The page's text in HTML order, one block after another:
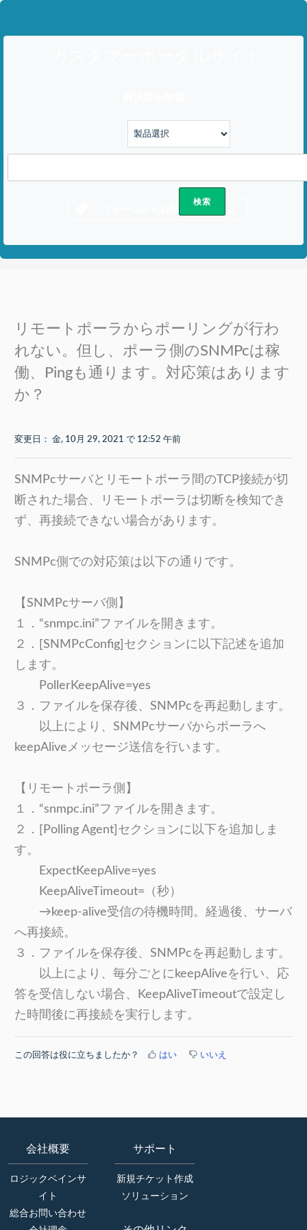
リモートポーラからポーリングが行わ
れない。但し、ポーラ側のSNMPcは稼
働、Pingも通ります。対応策はあります
か？
変更日： 金, 10月 29, 2021 で 12:52 午前
SNMPcサーバとリモートポーラ間のTCP接続が切
断された場合、リモートポーラは切断を検知でき
ず、再接続できない場合があります。
SNMPc側での対応策は以下の通りです。
【SNMPcサーバ側】
１．“snmpc.ini”ファイルを開きます。
２．[SNMPcConfig]セクションに以下記述を追加
します。
PollerKeepAlive=yes
３．ファイルを保存後、SNMPcを再起動します。
以上により、SNMPcサーバからポーラへ
keepAliveメッセージ送信を行います。
【リモートポーラ側】
１．“snmpc.ini”ファイルを開きます。
２．[Polling Agent]セクションに以下を追加しま
す。
ExpectKeepAlive=yes
KeepAliveTimeout=（秒）
→keep-alive受信の待機時間。経過後、サーバ
へ再接続。
３．ファイルを保存後、SNMPcを再起動します。
以上により、毎分ごとにkeepAliveを行い、応
答を受信しない場合、KeepAliveTimeoutで設定し
た時間後に再接続を実行します。
この回答は役に立ちましたか？ はい いいえ
会社概要
ロジックベインサ
イト
総合お問い合わせ
サポート
新規チケット作成
ソリューション